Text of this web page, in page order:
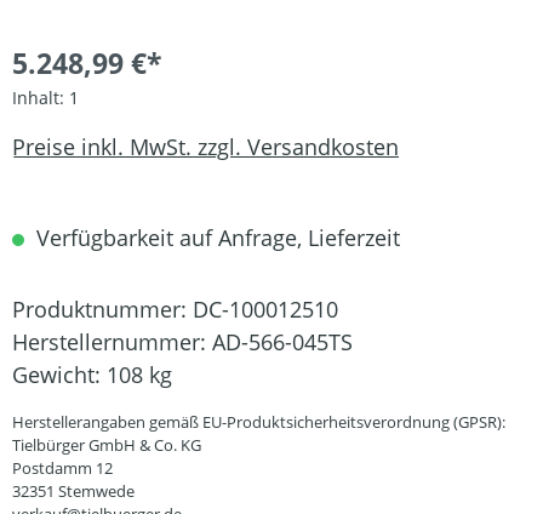
5.248,99 €*
Inhalt: 1
Preise inkl. MwSt. zzgl. Versandkosten
Verfügbarkeit auf Anfrage, Lieferzeit
Produktnummer: DC-100012510
Herstellernummer: AD-566-045TS
Gewicht: 108 kg
Herstellerangaben gemäß EU-Produktsicherheitsverordnung (GPSR):
Tielbürger GmbH & Co. KG
Postdamm 12
32351 Stemwede